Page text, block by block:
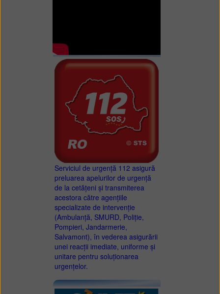
Serviciul de urgență 112 asigură
preluarea apelurilor de urgență
de la cetățeni și transmiterea
acestora către agențiile
specializate de intervenție
(Ambulanță, SMURD, Poliție,
Pompieri, Jandarmerie,
Salvamont), în vederea asigurării
unei reacții imediate, uniforme și
unitare pentru soluționarea
urgențelor.